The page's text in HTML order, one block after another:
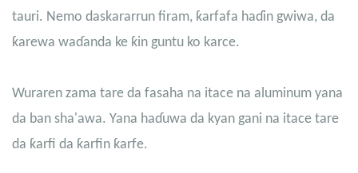
tauri. Nemo daskararrun firam, ƙarfafa haɗin gwiwa, da
ƙarewa waɗanda ke ƙin guntu ko karce.
Wuraren zama tare da fasaha na itace na aluminum yana
da ban sha'awa. Yana haɗuwa da kyan gani na itace tare
da ƙarfi da ƙarfin ƙarfe.